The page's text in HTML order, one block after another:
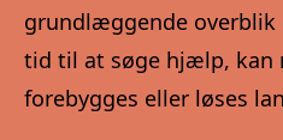
grundlæggende overblik
tid til at søge hjælp, kan
forebygges eller løses